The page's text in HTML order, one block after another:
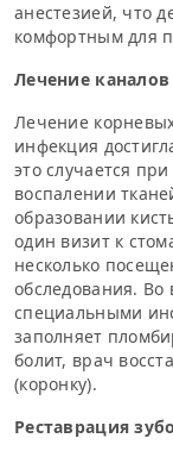
анестезией, что
комфортным для
Лечение каналов
Лечение
инфекция
это случается
воспалении
образовании
один визит к
несколько
обследования.
специальными
заполняет
болит, врач
(коронку).
Реставрация